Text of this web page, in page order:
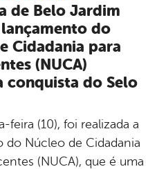
de Belo Jardim
do
Cidadania para
(NUCA)
conquista do Selo
feira (10), foi realizada a
do Núcleo de Cidadania
(NUCA), que é uma